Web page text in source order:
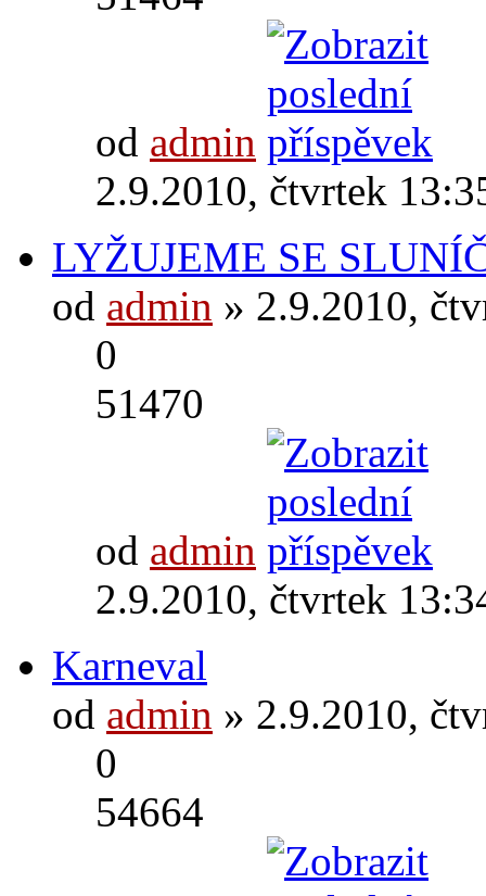
od admin
2.9.2010, čtvrtek
LYŽUJEME SE
od admin » 2.9.2010,
0
51470
od admin
2.9.2010, čtvrtek
Karneval
od admin » 2.9.2010,
0
54664